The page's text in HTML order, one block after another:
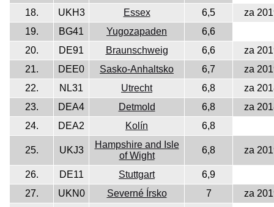
18.
UKH3 Essex 6,5
za
19.
BG41 Yugozapaden
6,6
20.
DE91 Braunschweig 6,6
za
21.
DEE0 Sasko-Anhaltsko 6,7
za
22.
NL31 Utrecht 6,8
za
23.
DEA4 Detmold 6,8
za
24.
DEA2 Kolín 6,8
25. UKJ3
Hampshire and Isle
of Wight
6,8 za
26. DE11 Stuttgart
6,9
27.
UKN0 Severné Írsko 7
za